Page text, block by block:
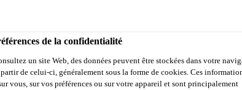
de la confidentialité
un site Web, des données peuvent être stockées dans votre
partir de celui-ci, généralement sous la forme de cookies. Ces
vous, sur vos préférences ou sur votre appareil et sont principalement